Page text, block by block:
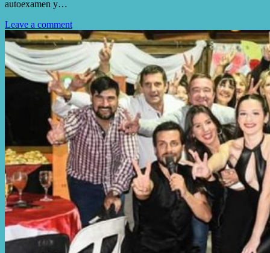
autoexamen y…
Leave a comment